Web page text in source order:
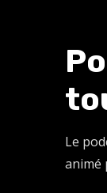
Le
animé